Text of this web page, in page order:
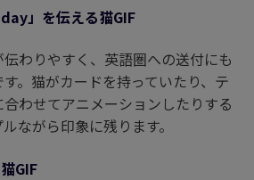
」を伝える猫GIF
わりやすく、英語圏への送付にも
。猫がカードを持っていたり、テ
わせてアニメーションしたりする
ながら印象に残ります。
GIF